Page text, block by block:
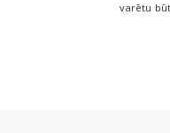
varētu